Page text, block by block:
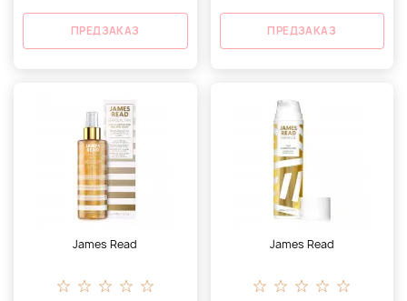
ПРЕДЗАКАЗ ПРЕДЗАКАЗ
James Read James Read